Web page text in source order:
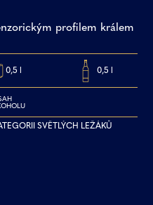
profilem králem
0,5 l 0,5 l
SVĚTLÝCH LEŽÁKŮ